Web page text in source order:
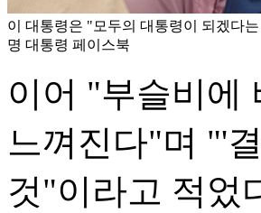
이 대통령은 "모두의 대통령이 되겠다
명 대통령 페이스북
이어 "부슬비에
느껴진다"며 "'
것"이라고 적었